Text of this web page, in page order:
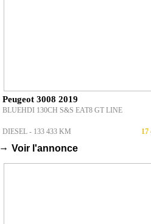
Peugeot 3008 2019
BLUEHDI 130CH S&S EAT8 GT LINE
DIESEL - 133 433 KM 17
→ Voir l'annonce